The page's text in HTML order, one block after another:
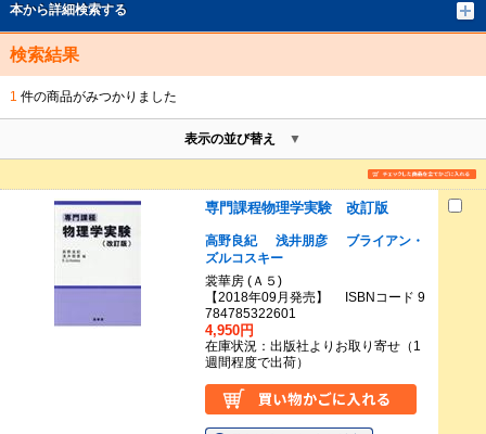
本から詳細検索する
検索結果
1 件の商品がみつかりました
表示の並び替え
専門課程物理学実験 改訂版
高野良紀 浅井朋彦
ブライアン・
ズルコスキー
裳華房 (Ａ５)
【2018年09月発売】 ISBNコード 9
784785322601
4,950円
在庫状況：出版社よりお取り寄せ（1
週間程度で出荷）